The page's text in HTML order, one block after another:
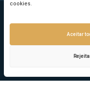
cookies.
Aceitar
Copyright ©